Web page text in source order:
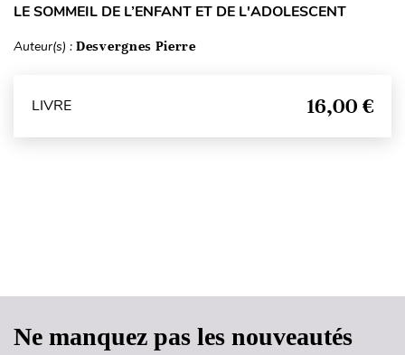
LE SOMMEIL DE L’ENFANT ET DE L'ADOLESCENT
Auteur(s) : Desvergnes Pierre
LIVRE 16,00 €
Ne manquez pas les nouveautés